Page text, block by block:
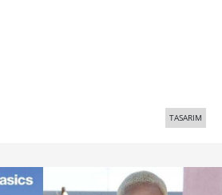
TASARIM